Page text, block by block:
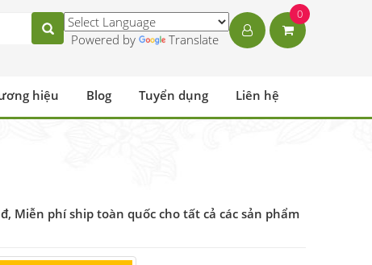
Powered by Translate
0
hiệu Blog Tuyển dụng Liên hệ
Miễn phí ship toàn quốc cho tất cả các sản phẩm